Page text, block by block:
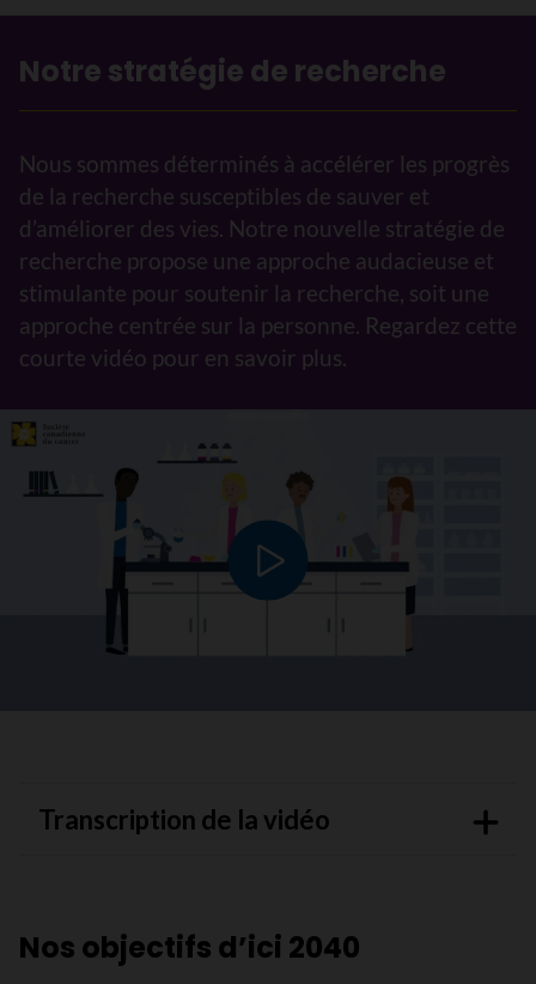
Notre stratégie de recherche
Nous sommes déterminés à accélérer les progrès
de la recherche susceptibles de sauver et
d’améliorer des vies. Notre nouvelle stratégie de
recherche propose une approche audacieuse et
stimulante pour soutenir la recherche, soit une
approche centrée sur la personne. Regardez cette
courte vidéo pour en savoir plus.
Transcription de la vidéo
Nos objectifs d’ici 2040